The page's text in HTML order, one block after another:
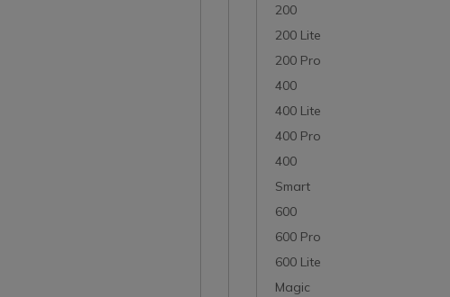
200
200 Lite
200 Pro
400
400 Lite
400 Pro
400
Smart
600
600 Pro
600 Lite
Magic